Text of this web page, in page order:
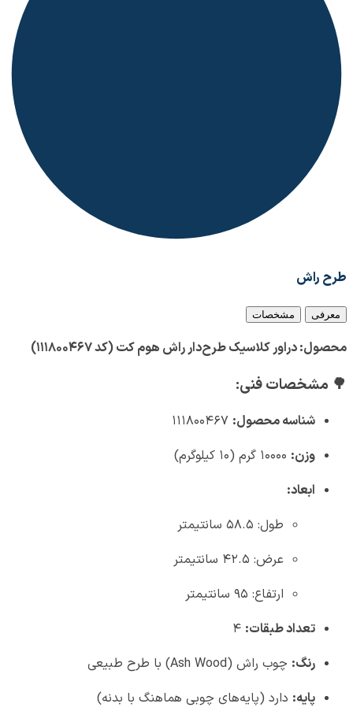
طرح راش
معرفی مشخصات
محصول: دراور کلاسیک طرح‌دار راش هوم کت (کد ۱۱۱۸۰۰۴۶۷)
🌳 مشخصات فنی:
شناسه محصول:
وزن:
ابعاد:
طول: ۵۸.۵ سانتیمتر
عرض: ۴۲.۵ سانتیمتر
ارتفاع: ۹۵ سانتیمتر
تعداد طبقات:
رنگ: چوب راش (Ash Wood) با طرح طبیعی
پایه: دارد (پایه‌های چوبی هماهنگ با بدنه)